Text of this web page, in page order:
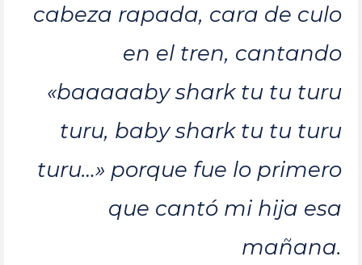
cabeza rapada, cara de culo
en el tren, cantando
«baaaaaby shark tu tu turu
turu, baby shark tu tu turu
turu…» porque fue lo primero
que cantó mi hija esa
mañana.